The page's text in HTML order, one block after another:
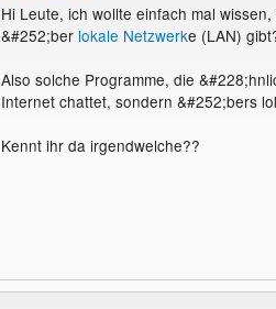
Hi Leute, ich wollte einfach mal
&#252;ber lokale Netzwerke (LAN)
Also solche Programme, die
Internet chattet, sondern &#252;bers
Kennt ihr da irgendwelche??